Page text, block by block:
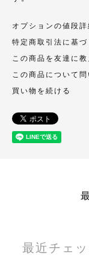
オプションの値段詳
特定商取引法に基づ
この商品を友達に教
この商品について
買い物を続ける
最近チェ